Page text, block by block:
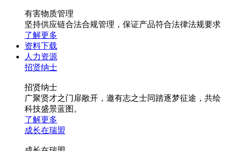
有害物质管理
坚持供应链合法合规管理，保证产品符合法律法规要求
了解更多
资料下载
人力资源
招贤纳士
招贤纳士
广聚贤才之门扉敞开，邀有志之士同踏逐梦征途，共绘
科技盛景蓝图。
了解更多
成长在瑞盟